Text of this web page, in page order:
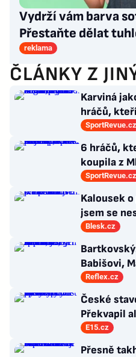
Vydrží vám barva
Přestaňte dělat
reklama
ČLÁNKY Z
Karviná
hráčů,
probili k
SportRevue.cz
6 hráčů,
koupila z
poSportRevue.cz
Kalousek
jsem se
návratu
Blesk.cz
Babišovi,
Přestaňte
Reflex.cz
České
Překvapil
výstavby
E15.cz
Přesně